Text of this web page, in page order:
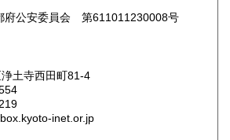
550円 和歌山県 550円
550円
550円 徳島県
府公安委員会 第611011230008号
浄土寺西田町81-4
inet.or.jp